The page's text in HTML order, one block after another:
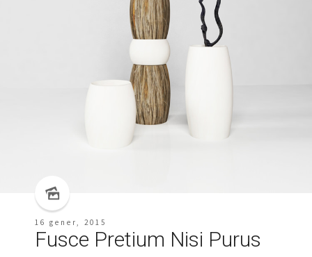
16 gener, 2015
Fusce Pretium Nisi Purus